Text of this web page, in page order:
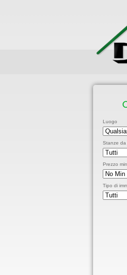
Luogo
Stanze da
Prezzo
Tipo di